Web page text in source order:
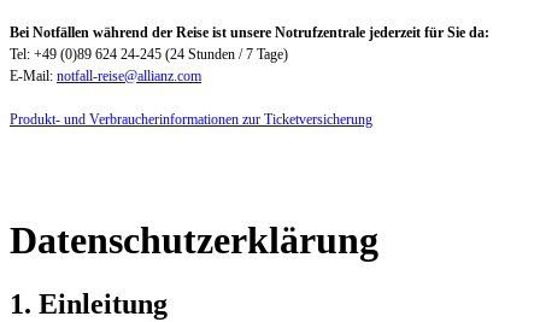
Bei Notfällen während der Reise ist unsere Notrufzentrale jederzeit für Sie da:
Tel: +49 (0)89 624 24-245 (24 Stunden / 7 Tage)
E-Mail: notfall-reise@allianz.com
Produkt- und Verbraucherinformationen zur Ticketversicherung
Datenschutzerklärung
1. Einleitung